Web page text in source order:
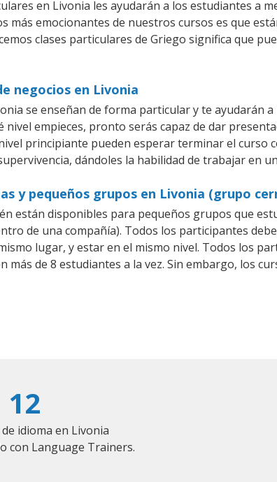
en Livonia les ayudarán a los estudiantes a
más emocionantes de nuestros cursos es que
clases particulares de Griego significa que
negocios en Livonia
se enseñan de forma particular y te ayudarán
empieces, pronto serás capaz de dar
principiante pueden esperar terminar el curso
dándoles la habilidad de trabajar en
y pequeños grupos en Livonia (grupo
están disponibles para pequeños grupos que
de una compañía). Todos los participantes
lugar, y estar en el mismo nivel. Todos los
más de 8 estudiantes a la vez. Sin embargo, los
12
idioma en Livonia
con Language Trainers.